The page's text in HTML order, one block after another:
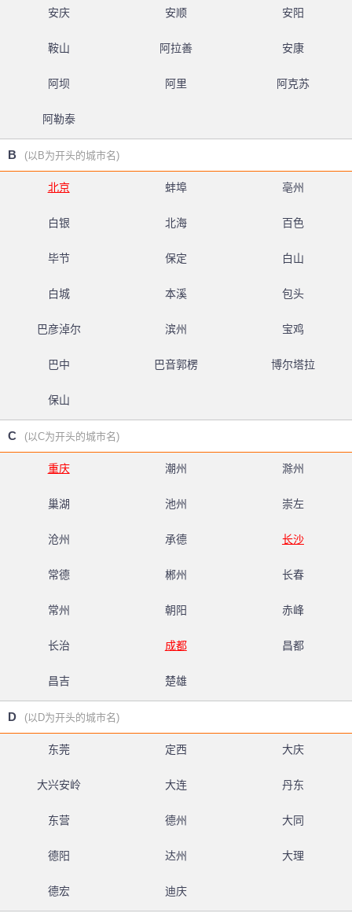
安庆 安顺 安阳
鞍山 阿拉善 安康
阿坝 阿里 阿克苏
阿勒泰
B (以B为开头的城市名)
北京 蚌埠 亳州
白银 北海 百色
毕节 保定 白山
白城 本溪 包头
巴彦淖尔 滨州 宝鸡
巴中 巴音郭楞 博尔塔拉
保山
C (以C为开头的城市名)
重庆 潮州 滁州
巢湖 池州 崇左
沧州 承德 长沙
常德 郴州 长春
常州 朝阳 赤峰
长治 成都 昌都
昌吉 楚雄
D (以D为开头的城市名)
东莞 定西 大庆
大兴安岭 大连 丹东
东营 德州 大同
德阳 达州 大理
德宏 迪庆